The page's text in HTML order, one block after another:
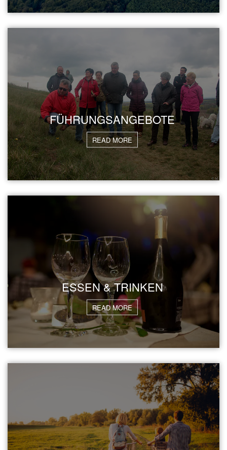
FÜHRUNGSANGEBOTE
READ MORE
ESSEN & TRINKEN
READ MORE